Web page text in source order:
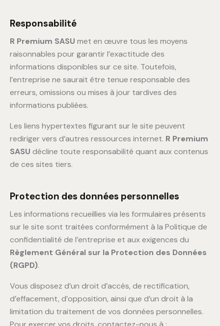
Responsabilité
R Premium SASU met en œuvre tous les moyens
raisonnables pour garantir l’exactitude des
informations disponibles sur ce site. Toutefois,
l’entreprise ne saurait être tenue responsable des
erreurs, omissions ou mises à jour tardives des
informations publiées.
Les liens hypertextes figurant sur le site peuvent
rediriger vers d’autres ressources internet. R Premium
SASU décline toute responsabilité quant aux contenus
de ces sites tiers.
Protection des données personnelles
Les informations recueillies via les formulaires présents
sur le site sont traitées conformément à la Politique de
confidentialité de l’entreprise et aux exigences du
Règlement Général sur la Protection des Données
(RGPD).
Vous disposez d’un droit d’accès, de rectification,
d’effacement, d’opposition, ainsi que d’un droit à la
limitation du traitement de vos données personnelles.